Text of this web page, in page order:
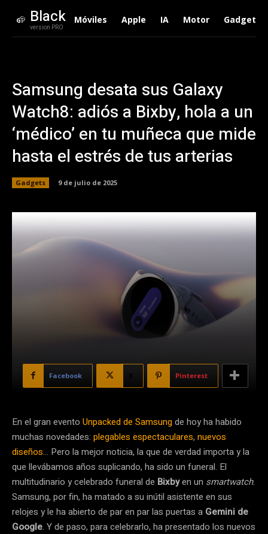
Black
version PRO
Móviles Apple IA Motor Gadgets
Samsung desata sus Galaxy
Watch8: adiós a Bixby, hola a un
‘médico’ en tu muñeca que mide
hasta el estrés de tus arterias
Gadgets 9 de julio de 2025
Facebook Pinterest
En el gran evento Unpacked de Samsungde hoy ha habido
muchas novedades: plegables espectaculares, nuevos
diseños… Pero la mejor noticia, la que de verdad importa y la
que llevábamos años suplicando, ha sido un funeral. El
multitudinario y celebrado funeral de Bixbyen un smartwatch.
Samsung, por fin, ha matado a su inútil asistente en sus
relojes y le ha abierto de par en par las puertas a Gemini de
Google. Y de paso, para celebrarlo, ha presentado los nuevos